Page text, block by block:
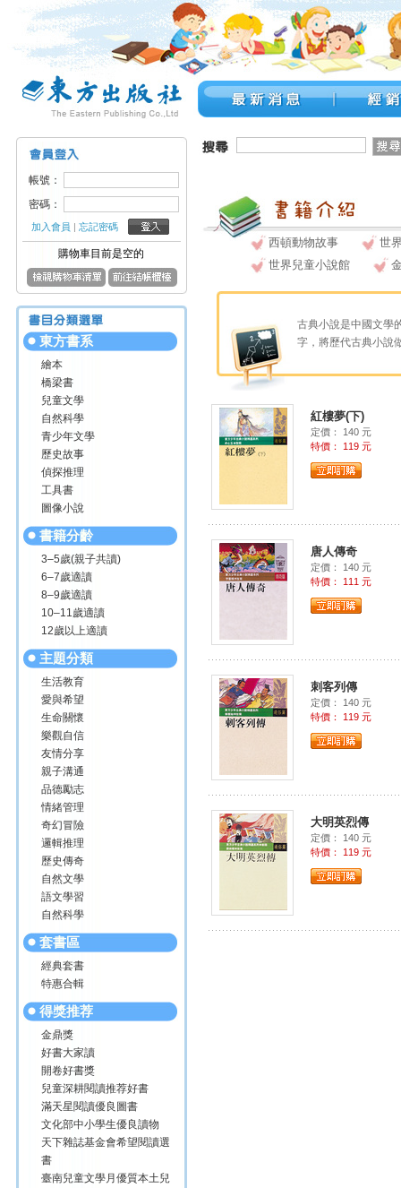
帳號：
密碼：
加入會員 |忘記密碼
購物車目前是空的
東方書系
繪本
橋梁書
兒童文學
自然科學
青少年文學
歷史故事
偵探推理
工具書
圖像小說
書籍分齡
3–5歲(親子共讀)
6–7歲適讀
8–9歲適讀
10–11歲適讀
12歲以上適讀
主題分類
生活教育
愛與希望
生命關懷
樂觀自信
友情分享
親子溝通
品德勵志
情緒管理
奇幻冒險
邏輯推理
歷史傳奇
自然文學
語文學習
自然科學
套書區
經典套書
特惠合輯
得獎推荐
金鼎獎
好書大家讀
開卷好書獎
兒童深耕閱讀推荐好書
滿天星閱讀優良圖書
文化部中小學生優良讀物
天下雜誌基金會希望閱讀選
書
臺南兒童文學月優質本土兒
西頓動物故事
世
世界兒童小說館
古典小說是中國文學
字，將歷代古典小說
紅樓夢(下)
定價： 140 元
特價： 119 元
唐人傳奇
定價： 140 元
特價： 111 元
刺客列傳
定價： 140 元
特價： 119 元
大明英烈傳
定價： 140 元
特價： 119 元